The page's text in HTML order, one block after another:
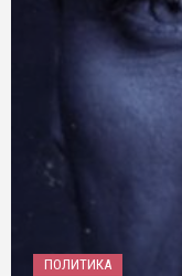
ПОЛИТИКА